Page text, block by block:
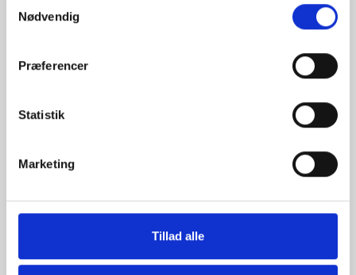
Nødvendig
Præferencer
Statistik
Marketing
Tillad alle
Ove Jensens Allé 31
Danmark
info@rammeshoppen.dk
Mandag - Torsdag: 09.00-16.00
Lørdag, søndag og helligdage: Lukket